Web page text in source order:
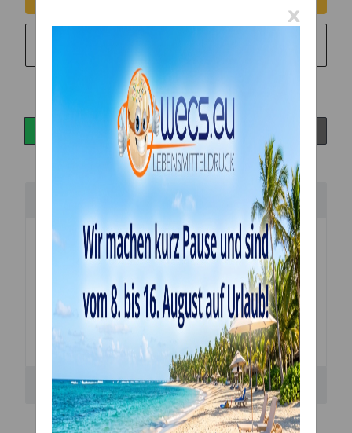
Informationen
Cake Topper für Torten und Kuchen aus Acryl -
lebensmittelecht
Vor Gebrauch die Schutzfolie entfernen!
Bewertungen
x